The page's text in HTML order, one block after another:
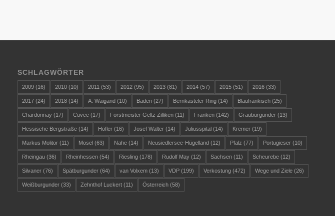
SCHLAGWÖRTER
2009 (16) 2010 (10) 2011 (53) 2012 (95) 2013 (81) 2014 (57) 2015 (51) 2016 (33)
2017 (24) 2018 (14) A. Waigand (10) Baden (27) Bernkasteler Ring (14) Blaufränkisch (25)
Chardonnay (17) Cuvee (17) Forstmeister Geltz Zilliken (11) Franken (142) Grauburgunder (13)
Hessische Bergstraße (14) Höfler (16) Josef Walter (14) Juliusspital (14) Kremer (19)
Markus Molitor (11) Mosel (63) Nahe (14) Neusiedlersee-Hügelland (12) Pfalz (77) Portugieser (10)
Rheingau (36) Rheinhessen (54) Riesling (178) Rudolf May (12) Sachsen (11) Scheurebe (12)
Silvaner (76) Spätburgunder (64) van Volxem (13) VDP (199) Verkostung (472) Wege und Ziele (26)
Weißburgunder (33) Zehnthof Luckert (11) Österreich (58)